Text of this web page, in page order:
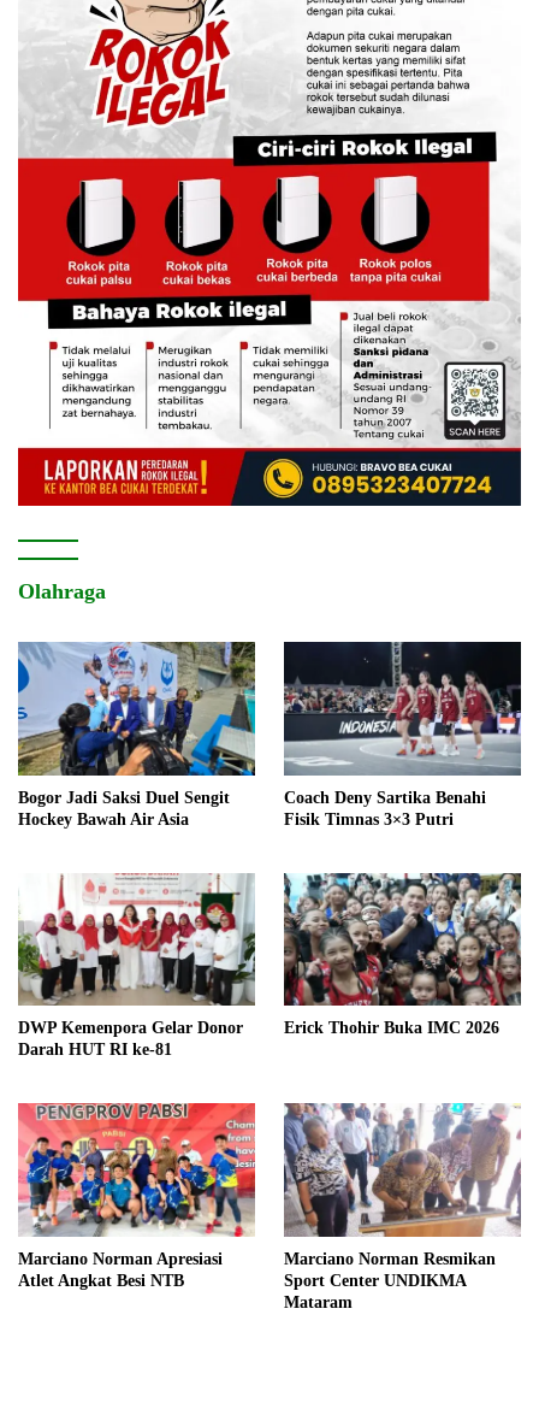
Olahraga
Bogor Jadi Saksi Duel Sengit
Hockey Bawah Air Asia
Coach Deny Sartika Benahi
Fisik Timnas 3×3 Putri
DWP Kemenpora Gelar Donor
Darah HUT RI ke-81
Erick Thohir Buka IMC 2026
Marciano Norman Apresiasi
Atlet Angkat Besi NTB
Marciano Norman Resmikan
Sport Center UNDIKMA
Mataram